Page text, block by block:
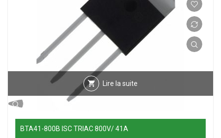
Lire la suite
BTA41-800B ISC TRIAC 800V/ 41A